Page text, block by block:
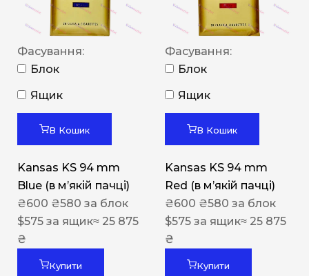
Фасування:
Блок
Ящик
В Кошик
Kansas KS 94 mm
Blue (в мʼякій пачці)
₴600 ₴580 за блок
$575 за ящик≈ 25 875
₴
Купити
Фасування:
Блок
Ящик
В Кошик
Kansas KS 94 mm
Red (в мʼякій пачці)
₴600 ₴580 за блок
$575 за ящик≈ 25 875
₴
Купити